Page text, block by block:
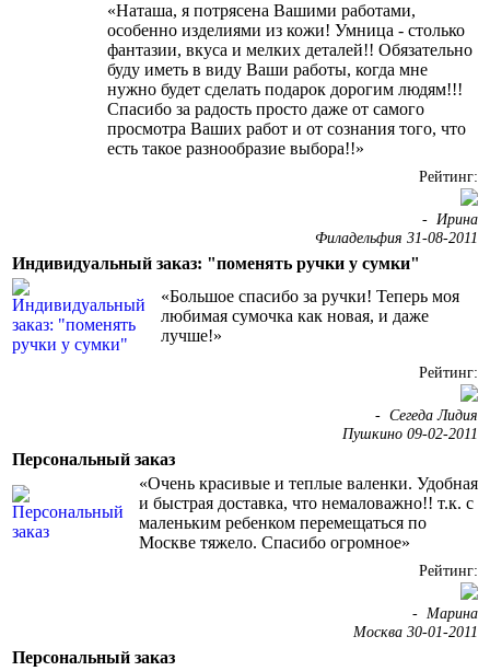
«Наташа, я потрясена Вашими работами,
особенно изделиями из кожи! Умница - столько
фантазии, вкуса и мелких деталей!! Обязательно
буду иметь в виду Ваши работы, когда мне
нужно будет сделать подарок дорогим людям!!!
Спасибо за радость просто даже от самого
просмотра Ваших работ и от сознания того, что
есть такое разнообразие выбора!!»
Рейтинг:
- Ирина
Филадельфия 31-08-2011
Индивидуальный заказ: "поменять ручки у сумки"
«Большое спасибо за ручки! Теперь моя
любимая сумочка как новая, и даже
лучше!»
Рейтинг:
- Сегеда Лидия
Пушкино 09-02-2011
Персональный заказ
«Очень красивые и теплые валенки. Удобная
и быстрая доставка, что немаловажно!! т.к. с
маленьким ребенком перемещаться по
Москве тяжело. Спасибо огромное»
Рейтинг:
- Марина
Москва 30-01-2011
Персональный заказ